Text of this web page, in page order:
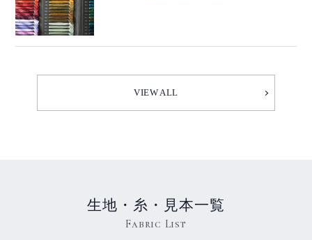
VIEW ALL
生地・糸・見本一覧
Fabric List